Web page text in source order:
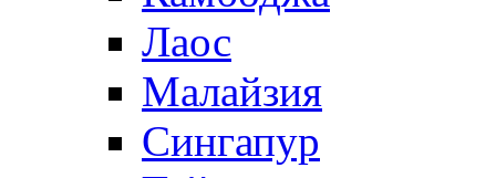
Лаос
Малайзия
Сингапур